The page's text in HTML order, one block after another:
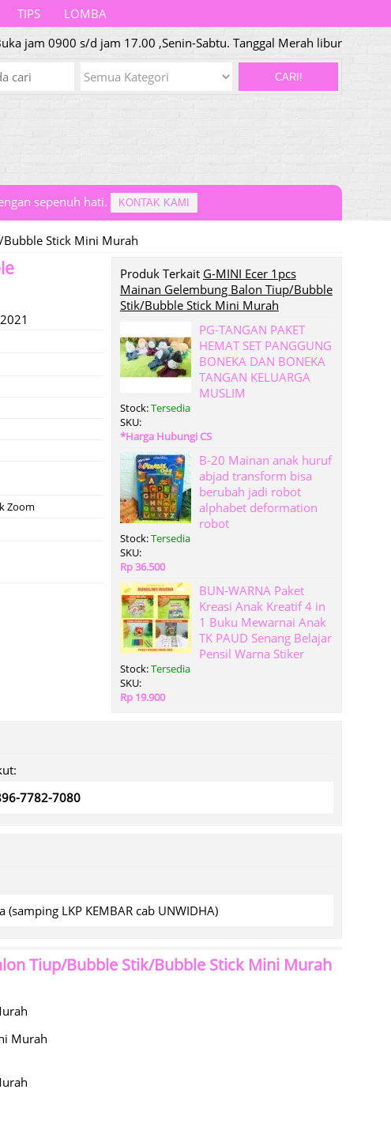
TIPS LOMBA
jam 0900 s/d jam 17.00 ,Senin-Sabtu. Tanggal Merah libur
CARI!
sepenuh hati. KONTAK KAMI
Bubble Stick Mini Murah
Zoom
Produk Terkait G-MINI Ecer 1pcs
Mainan Gelembung Balon Tiup/Bubble
Stik/Bubble Stick Mini Murah
PG-TANGAN PAKET
HEMAT SET PANGGUNG
BONEKA DAN BONEKA
TANGAN KELUARGA
MUSLIM
Stock:Tersedia
SKU:
*Harga Hubungi CS
B-20 Mainan anak huruf
abjad transform bisa
berubah jadi robot
alphabet deformation
robot
Stock:Tersedia
SKU:
Rp 36.500
BUN-WARNA Paket
Kreasi Anak Kreatif 4 in
1 Buku Mewarnai Anak
TK PAUD Senang Belajar
Pensil Warna Stiker
Stock:Tersedia
SKU:
Rp 19.900
7782-7080
LKP KEMBAR cab UNWIDHA)
Tiup/Bubble Stik/Bubble Stick Mini Murah
Murah